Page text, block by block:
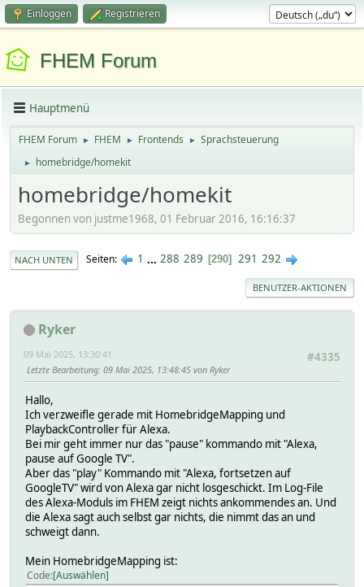
Einloggen Registrieren
FHEM Forum
Hauptmenü
FHEM Forum ► FHEM ► Frontends ► Sprachsteuerung
► homebridge/homekit
homebridge/homekit
Begonnen von justme1968, 01 Februar 2016, 16:16:37
NACH UNTEN Seiten 1 ... 288 289 290 291 292
BENUTZER-AKTIONEN
Ryker
#4335
09 Mai 2025, 13:30:41
Letzte Bearbeitung: 09 Mai 2025, 13:48:45 von Ryker
Hallo,
Ich verzweifle gerade mit HomebridgeMapping und
PlaybackController für Alexa.
Bei mir geht immer nur das "pause" kommando mit "Alexa,
pause auf Google TV".
Aber das "play" Kommando mit "Alexa, fortsetzen auf
GoogleTV" wird von Alexa gar nicht losgeschickt. Im Log-File
des Alexa-Moduls im FHEM zeigt nichts ankommendes an. Und
die Alexa sagt auch selbst gar nichts, die nimmt das an und
schweigt dann.
Mein HomebridgeMapping ist:
Code Auswählen